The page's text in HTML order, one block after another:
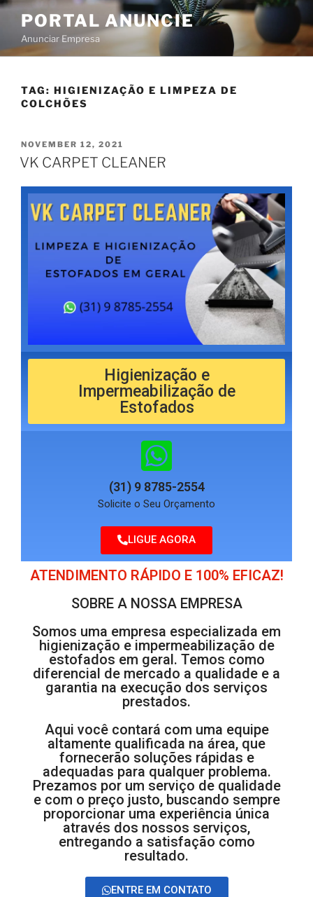
PORTAL ANUNCIE
Anunciar Empresa
TAG: HIGIENIZAÇÃO E LIMPEZA DE
COLCHÕES
NOVEMBER 12, 2021
VK CARPET CLEANER
Higienização e
Impermeabilização de
Estofados
(31) 9 8785-2554
Solicite o Seu Orçamento
LIGUE AGORA
ATENDIMENTO RÁPIDO E 100% EFICAZ!
SOBRE A NOSSA EMPRESA
Somos uma empresa especializada em
higienização e impermeabilização de
estofados em geral. Temos como
diferencial de mercado a qualidade e a
garantia na execução dos serviços
prestados.
Aqui você contará com uma equipe
altamente qualificada na área, que
fornecerão soluções rápidas e
adequadas para qualquer problema.
Prezamos por um serviço de qualidade
e com o preço justo, buscando sempre
proporcionar uma experiência única
através dos nossos serviços,
entregando a satisfação como
resultado.
ENTRE EM CONTATO